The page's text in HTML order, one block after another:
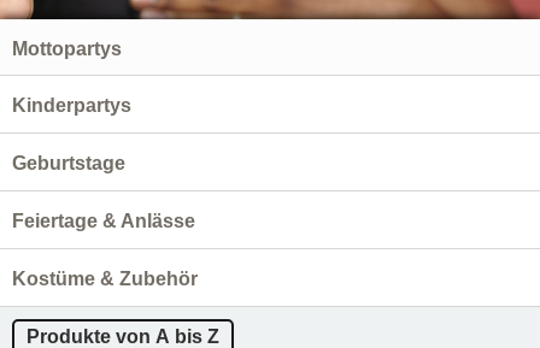
Mottopartys
Kinderpartys
Geburtstage
Feiertage & Anlässe
Kostüme & Zubehör
Produkte von A bis Z